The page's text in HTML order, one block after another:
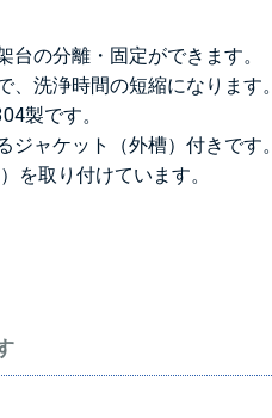
の分離・固定ができます。
洗浄時間の短縮になります。
製です。
ャケット（外槽）付きです。
を取り付けています。